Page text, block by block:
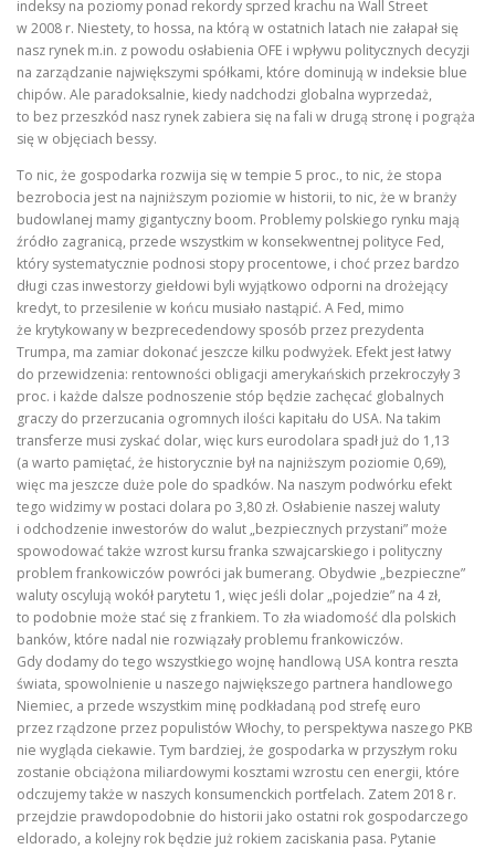
indeksy na poziomy ponad rekordy sprzed krachu na Wall Street
w 2008 r. Niestety, to hossa, na którą w ostatnich latach nie załapał się
nasz rynek m.in. z powodu osłabienia OFE i wpływu politycznych decyzji
na zarządzanie największymi spółkami, które dominują w indeksie blue
chipów. Ale paradoksalnie, kiedy nadchodzi globalna wyprzedaż,
to bez przeszkód nasz rynek zabiera się na fali w drugą stronę i pogrąża
się w objęciach bessy.
To nic, że gospodarka rozwija się w tempie 5 proc., to nic, że stopa
bezrobocia jest na najniższym poziomie w historii, to nic, że w branży
budowlanej mamy gigantyczny boom. Problemy polskiego rynku mają
źródło zagranicą, przede wszystkim w konsekwentnej polityce Fed,
który systematycznie podnosi stopy procentowe, i choć przez bardzo
długi czas inwestorzy giełdowi byli wyjątkowo odporni na drożejący
kredyt, to przesilenie w końcu musiało nastąpić. A Fed, mimo
że krytykowany w bezprecedendowy sposób przez prezydenta
Trumpa, ma zamiar dokonać jeszcze kilku podwyżek. Efekt jest łatwy
do przewidzenia: rentowności obligacji amerykańskich przekroczyły 3
proc. i każde dalsze podnoszenie stóp będzie zachęcać globalnych
graczy do przerzucania ogromnych ilości kapitału do USA. Na takim
transferze musi zyskać dolar, więc kurs eurodolara spadł już do 1,13
(a warto pamiętać, że historycznie był na najniższym poziomie 0,69),
więc ma jeszcze duże pole do spadków. Na naszym podwórku efekt
tego widzimy w postaci dolara po 3,80 zł. Osłabienie naszej waluty
i odchodzenie inwestorów do walut „bezpiecznych przystani” może
spowodować także wzrost kursu franka szwajcarskiego i polityczny
problem frankowiczów powróci jak bumerang. Obydwie „bezpieczne”
waluty oscylują wokół parytetu 1, więc jeśli dolar „pojedzie” na 4 zł,
to podobnie może stać się z frankiem. To zła wiadomość dla polskich
banków, które nadal nie rozwiązały problemu frankowiczów.
Gdy dodamy do tego wszystkiego wojnę handlową USA kontra reszta
świata, spowolnienie u naszego największego partnera handlowego
Niemiec, a przede wszystkim minę podkładaną pod strefę euro
przez rządzone przez populistów Włochy, to perspektywa naszego PKB
nie wygląda ciekawie. Tym bardziej, że gospodarka w przyszłym roku
zostanie obciążona miliardowymi kosztami wzrostu cen energii, które
odczujemy także w naszych konsumenckich portfelach. Zatem 2018 r.
przejdzie prawdopodobnie do historii jako ostatni rok gospodarczego
eldorado, a kolejny rok będzie już rokiem zaciskania pasa. Pytanie